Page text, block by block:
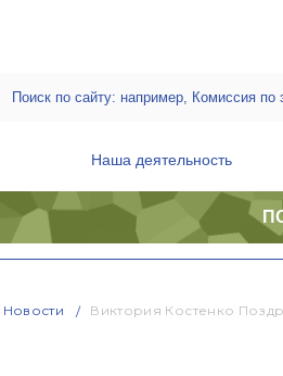
Наша деятельность
Новости Виктория Костенко